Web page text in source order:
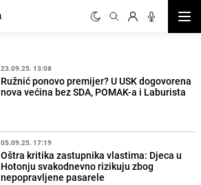
23.09.25. 13:08
Ružnić ponovo premijer? U USK dogovorena
nova većina bez SDA, POMAK-a i Laburista
05.09.25. 17:19
Oštra kritika zastupnika vlastima: Djeca u
Hotonju svakodnevno rizikuju zbog
nepopravljene pasarele